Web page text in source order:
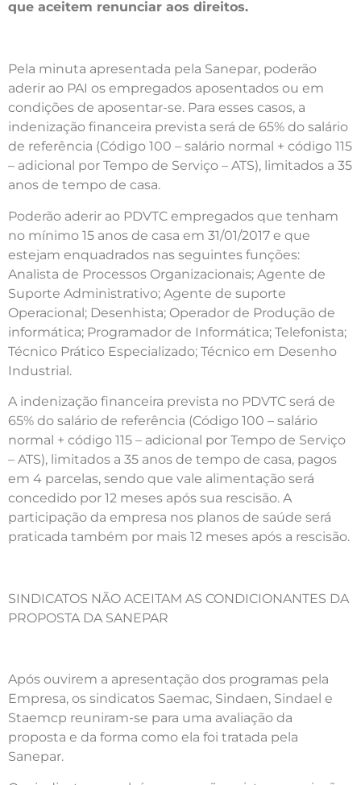
que aceitem renunciar aos direitos.
Pela minuta apresentada pela Sanepar, poderão
aderir ao PAI os empregados aposentados ou em
condições de aposentar-se. Para esses casos, a
indenização financeira prevista será de 65% do salário
de referência (Código 100 – salário normal + código 115
– adicional por Tempo de Serviço – ATS), limitados a 35
anos de tempo de casa.
Poderão aderir ao PDVTC empregados que tenham
no mínimo 15 anos de casa em 31/01/2017 e que
estejam enquadrados nas seguintes funções:
Analista de Processos Organizacionais; Agente de
Suporte Administrativo; Agente de suporte
Operacional; Desenhista; Operador de Produção de
informática; Programador de Informática; Telefonista;
Técnico Prático Especializado; Técnico em Desenho
Industrial.
A indenização financeira prevista no PDVTC será de
65% do salário de referência (Código 100 – salário
normal + código 115 – adicional por Tempo de Serviço
– ATS), limitados a 35 anos de tempo de casa, pagos
em 4 parcelas, sendo que vale alimentação será
concedido por 12 meses após sua rescisão. A
participação da empresa nos planos de saúde será
praticada também por mais 12 meses após a rescisão.
SINDICATOS NÃO ACEITAM AS CONDICIONANTES DA
PROPOSTA DA SANEPAR
Após ouvirem a apresentação dos programas pela
Empresa, os sindicatos Saemac, Sindaen, Sindael e
Staemcp reuniram-se para uma avaliação da
proposta e da forma como ela foi tratada pela
Sanepar.